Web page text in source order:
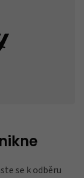
se k odběru